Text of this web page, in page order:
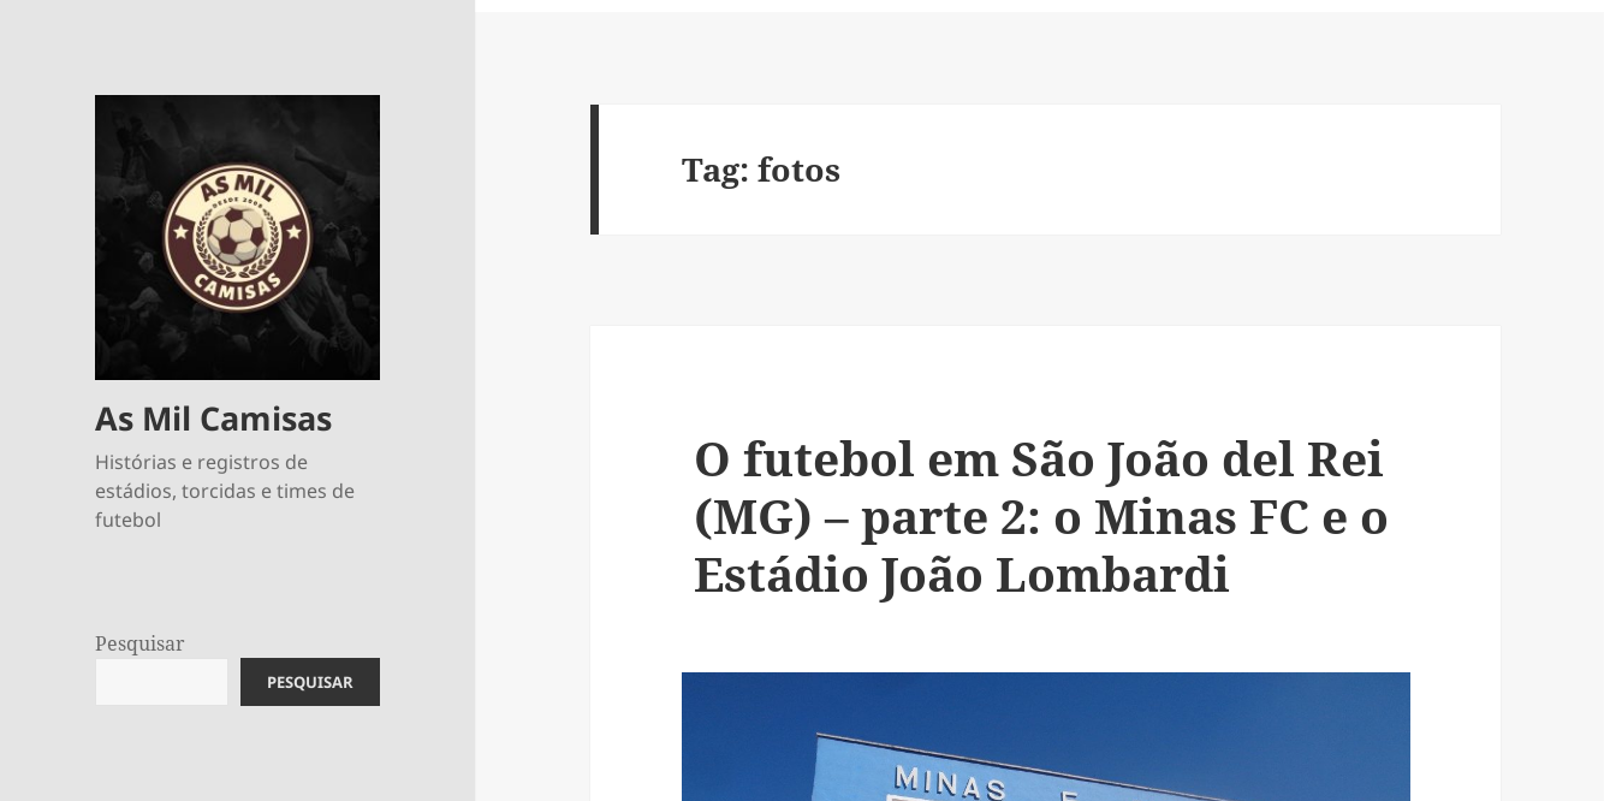
As Mil Camisas
Histórias e registros de
estádios, torcidas e times de
futebol
Pesquisar
PESQUISAR
Tag: fotos
O futebol em São João del Rei
(MG) – parte 2: o Minas FC e o
Estádio João Lombardi